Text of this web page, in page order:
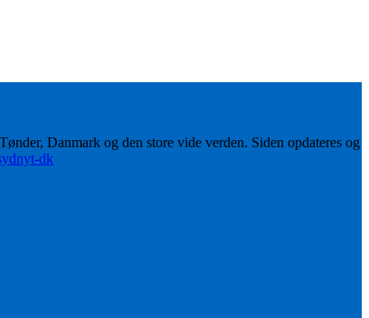
Danmark og den store vide verden. Siden opdateres og
dk